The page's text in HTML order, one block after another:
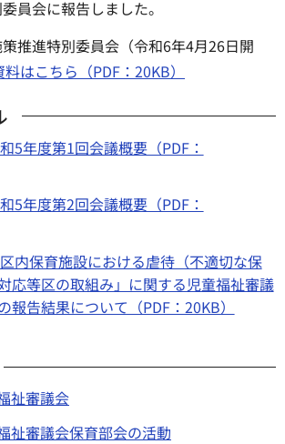
員会に報告しました。
推進特別委員会（令和6年4月26日開
料はこちら（PDF：20KB）
5年度第1回会議概要（PDF：
5年度第2回会議概要（PDF：
区内保育施設における虐待（不適切な保
応等区の取組み」に関する児童福祉審議
報告結果について（PDF：20KB）
祉審議会
祉審議会保育部会の活動